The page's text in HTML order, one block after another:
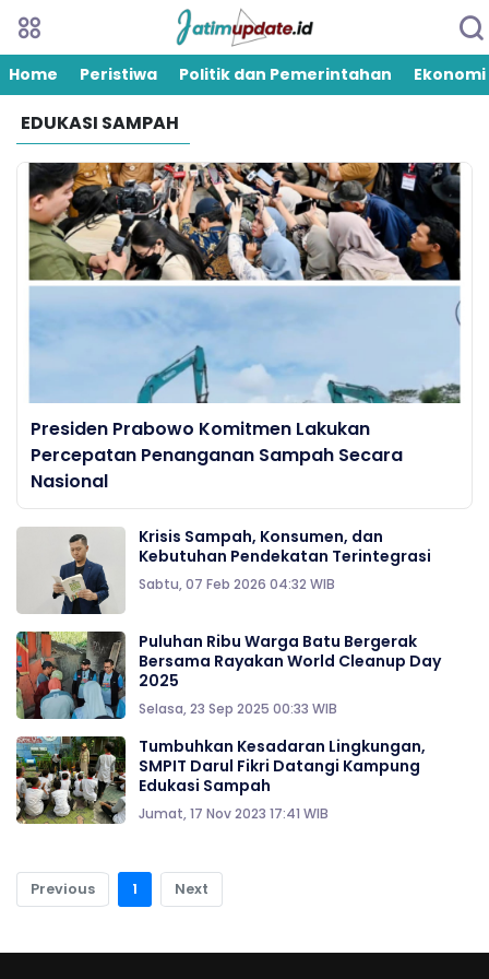
Home Peristiwa Politik dan Pemerintahan Ekonomi
EDUKASI SAMPAH
Presiden Prabowo Komitmen Lakukan
Percepatan Penanganan Sampah Secara
Nasional
Krisis Sampah, Konsumen, dan
Kebutuhan Pendekatan Terintegrasi
Sabtu, 07 Feb 2026 04:32 WIB
Puluhan Ribu Warga Batu Bergerak
Bersama Rayakan World Cleanup Day
2025
Selasa, 23 Sep 2025 00:33 WIB
Tumbuhkan Kesadaran Lingkungan,
SMPIT Darul Fikri Datangi Kampung
Edukasi Sampah
Jumat, 17 Nov 2023 17:41 WIB
Previous 1 Next